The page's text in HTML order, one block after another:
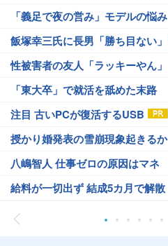
「義足で夜の営み」モデルの悩み
飯塚幸三氏に長男「勝ち目ない」
性被害者の友人「ラッキーやん」
「東大卒」で就活を舐めた末路
注目 古いPCが復活するUSB
授かり婚発表の雪崩現象起きるか
八嶋智人 仕事ゼロの原因はマネ
給料が一切出ず 結成5カ月で解散